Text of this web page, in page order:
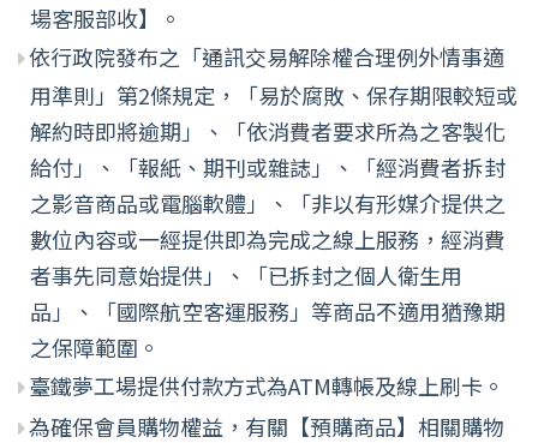
場客服部收】。
依行政院發布之「通訊交易解除權合理例外情事適
用準則」第2條規定，「易於腐敗、保存期限較短或
解約時即將逾期」、「依消費者要求所為之客製化
給付」、「報紙、期刊或雜誌」、「經消費者拆封
之影音商品或電腦軟體」、「非以有形媒介提供之
數位內容或一經提供即為完成之線上服務，經消費
者事先同意始提供」、「已拆封之個人衛生用
品」、「國際航空客運服務」等商品不適用猶豫期
之保障範圍。
臺鐵夢工場提供付款方式為ATM轉帳及線上刷卡。
為確保會員購物權益，有關【預購商品】相關購物